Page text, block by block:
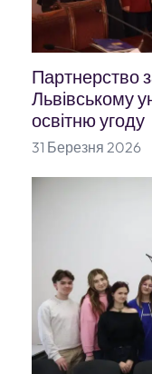
Партнерство
Львівському
освітню угоду
31 Березня 2026